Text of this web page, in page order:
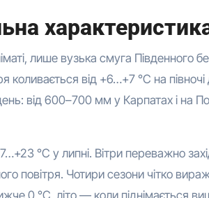
лише вузька смуга Південного
коливається від +6…+7 °C на півночі
від 600–700 мм у Карпатах і на
°C у липні. Вітри переважно
повітря. Чотири сезони чітко